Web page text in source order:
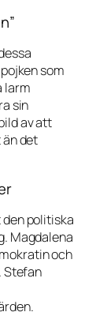
som
larm
sin
av att
det
politiska
Magdalena
och
Stefan